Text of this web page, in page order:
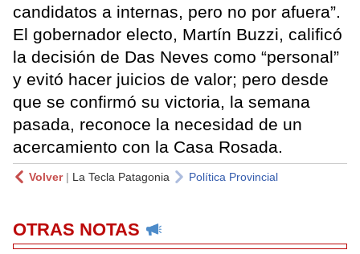
candidatos a internas, pero no por afuera”.
El gobernador electo, Martín Buzzi, calificó
la decisión de Das Neves como “personal”
y evitó hacer juicios de valor; pero desde
que se confirmó su victoria, la semana
pasada, reconoce la necesidad de un
acercamiento con la Casa Rosada.
Volver| La Tecla Patagonia Política Provincial
OTRAS NOTAS